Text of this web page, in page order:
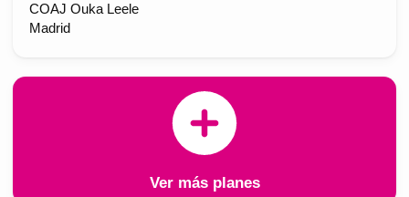
COAJ Ouka Leele
Madrid
Ver más planes